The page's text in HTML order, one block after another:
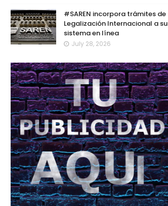
#SAREN incorpora trámites de
Legalización Internacional a su
sistema en línea
July 28, 2026